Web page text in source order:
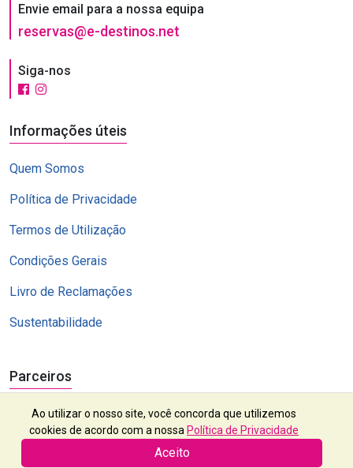
Envie email para a nossa equipa
reservas@e-destinos.net
Siga-nos
Informações úteis
Quem Somos
Política de Privacidade
Termos de Utilização
Condições Gerais
Livro de Reclamações
Sustentabilidade
Parceiros
Ao utilizar o nosso site, você concorda que utilizemos
cookies de acordo com a nossa Política de Privacidade
Aceito